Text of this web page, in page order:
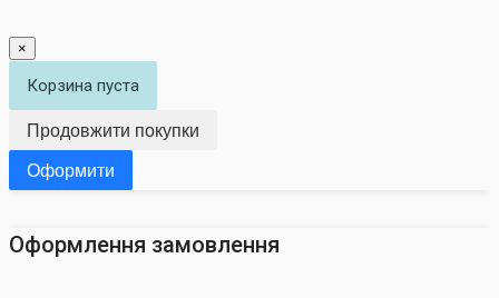
×
Корзина пуста
Продовжити покупки
Оформити
Оформлення замовлення